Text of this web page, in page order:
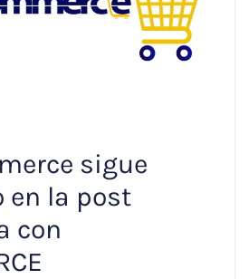
sigue
en la post
con